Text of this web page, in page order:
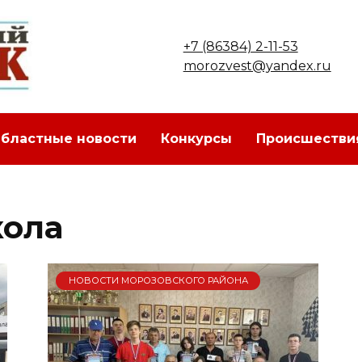
+7 (86384) 2-11-53
morozvest@yandex.ru
новости Конкурсы
НОВОСТИ МОРОЗОВСКОГО РАЙОНА